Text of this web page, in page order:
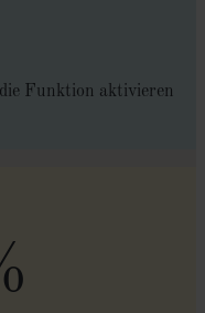
Funktion aktivieren